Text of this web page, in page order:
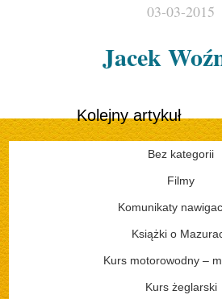
03-03-2015
Jacek
Kolejny artykuł
Bez kategorii
Filmy
Komunikaty
Książki o
Kurs motorowodny –
Kurs żeglarski